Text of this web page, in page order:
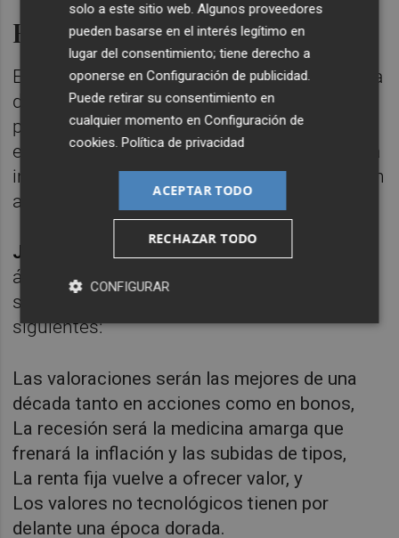
Explosión del desempleo
En la fase actual podemos esperar una caída
de la productividad seguida de la espiral
precios salarios, que sólo termina con una
explosión de desempleo. Si para entonces la
inflación se ha contenido, los tipos empiezan
a bajar y empieza la reconstrucción.
JP Morgan
lanza un mensaje desde otro
ángulo: Hay que ver el potencial en esta
situación. Sus argumentos son los
siguientes:
Las valoraciones serán las mejores de una
década tanto en acciones como en bonos,
La recesión será la medicina amarga que
frenará la inflación y las subidas de tipos,
La renta fija vuelve a ofrecer valor, y
Los valores no tecnológicos tienen por
delante una época dorada.
solo a este sitio web. Algunos proveedores
pueden basarse en el interés legítimo en
lugar del consentimiento; tiene derecho a
oponerse enConfiguración de publicidad.
Puede retirar su consentimiento en
cualquier momento enConfiguración de
cookies.Política de privacidad
ACEPTAR TODO
RECHAZAR TODO
CONFIGURAR